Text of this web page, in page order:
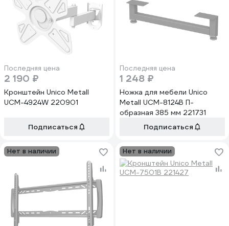
Последняя цена
2 190 ₽
Кронштейн Unico Metall
UCM-4924W 220901
Подписаться
Последняя цена
1 248 ₽
Ножка для мебели Unico
Metall UCM-8124B П-
образная 385 мм 221731
Подписаться
Нет в наличии Нет в наличии